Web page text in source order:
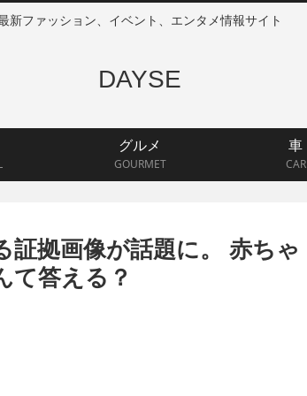
新ファッション、イベント、エンタメ情報サイト
DAYSE
グルメ
GOURMET
車
CAR
拠画像が話題に。 赤ちゃ
て答える？